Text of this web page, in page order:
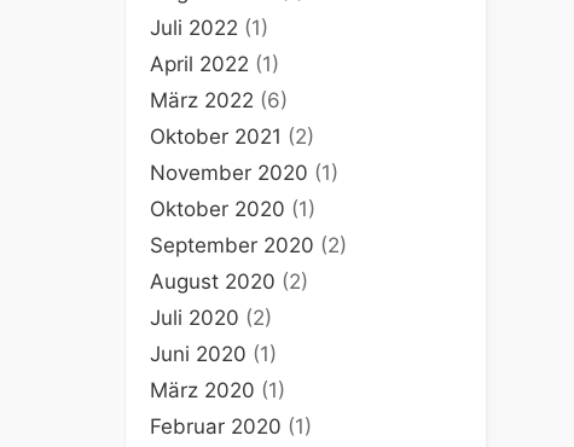
Juli 2022 (1)
April 2022 (1)
März 2022 (6)
Oktober 2021 (2)
November 2020 (1)
Oktober 2020 (1)
September 2020 (2)
August 2020 (2)
Juli 2020 (2)
Juni 2020 (1)
März 2020 (1)
Februar 2020 (1)